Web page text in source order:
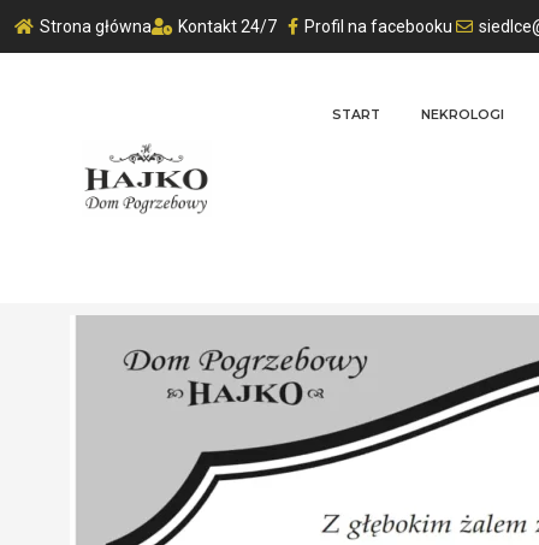
Strona główna Kontakt 24/7 Profil na facebooku
START NEKROLOGI